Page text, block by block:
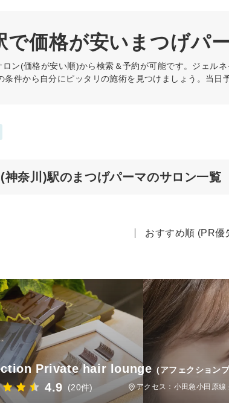
で価格が安いまつげパ
ロン(価格が安い順)から検索＆予約が可能です。ジェル
件から自分にピッタリの施術を見つけましょう。当日
神奈川)駅のまつげパーマのサロン一覧
おすすめ順 (PR優
Private hair lounge (アフェクション
4.9 (20件) アクセス：小田急小田原